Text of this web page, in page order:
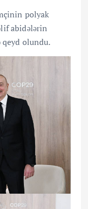
polyak
abidələrin
qeyd olundu.